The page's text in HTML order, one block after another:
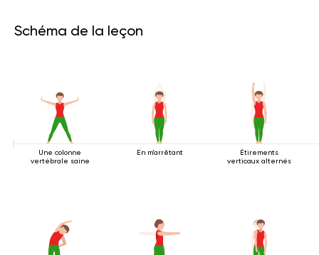
Schéma de la leçon
Une colonne
vertébrale saine
En m'arrêtant
Étirements
verticaux alternés